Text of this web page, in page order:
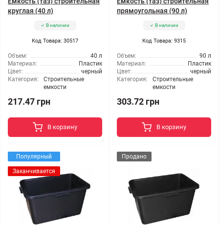
круглая (40 л)
В наличии
Код Товара: 30517
Объем:
40 л
Материал:
Пластик
Цвет:
черный
Категория:
Строительные
емкости
217.47 грн
В корзину
прямоугольная (90 л)
В наличии
Код Товара: 9315
Объем:
90 л
Материал:
Пластик
Цвет:
черный
Категория:
Строительные
емкости
303.72 грн
В корзину
Популярный
Заканчивается
Продано